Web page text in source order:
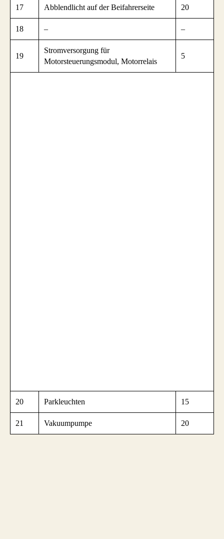
17 Abblendlicht auf der Beifahrerseite 20
18 – –
19
Stromversorgung für
Motorsteuerungsmodul, Motorrelais
5
20 Parkleuchten 15
21 Vakuumpumpe 20